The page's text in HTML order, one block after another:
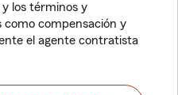
y los términos y
como compensación y
el agente contratista